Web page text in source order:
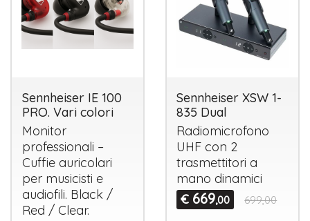
Sennheiser IE 100
PRO. Vari colori
Monitor
professionali –
Cuffie auricolari
per musicisti e
audiofili. Black /
Red / Clear.
Sennheiser XSW 1-
835 Dual
Radiomicrofono
UHF con 2
trasmettitori a
mano dinamici
€ 669,00 699,00